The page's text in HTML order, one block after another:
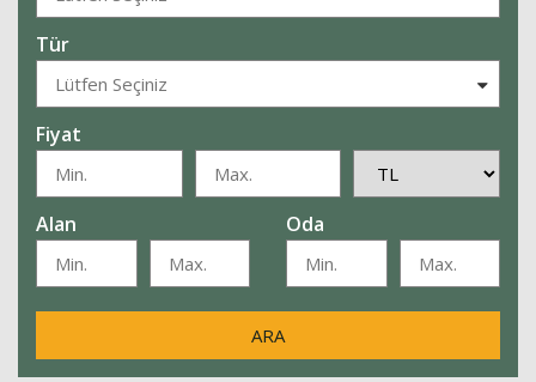
Tür
Fiyat
Alan Oda
ARA